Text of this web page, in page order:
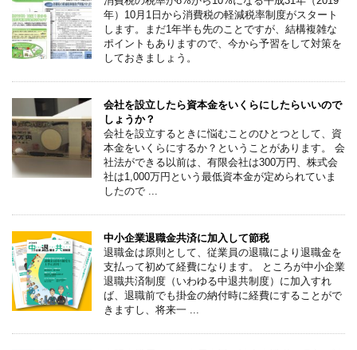
年）10月1日から消費税の軽減税率制度がスタート
します。まだ1年半も先のことですが、結構複雑な
ポイントもありますので、今から予習をして対策を
しておきましょう。
会社を設立したら資本金をいくらにしたらいいので
しょうか？
会社を設立するときに悩むことのひとつとして、資
本金をいくらにするか？ということがあります。 会
社法ができる以前は、有限会社は300万円、株式会
社は1,000万円という最低資本金が定められていま
したので ...
中小企業退職金共済に加入して節税
退職金は原則として、従業員の退職により退職金を
支払って初めて経費になります。 ところが中小企業
退職共済制度（いわゆる中退共制度）に加入すれ
ば、退職前でも掛金の納付時に経費にすることがで
きますし、将来一 ...